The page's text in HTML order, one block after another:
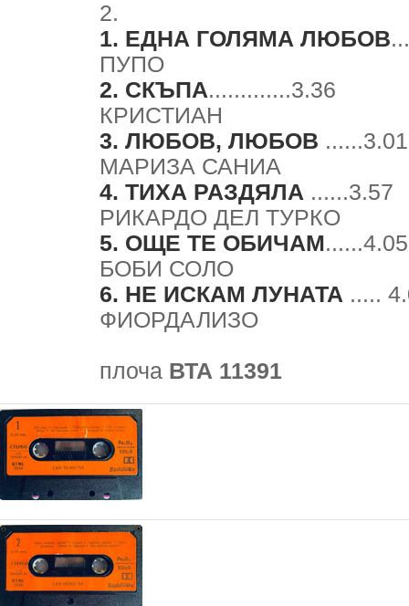
2.
1. ЕДНА ГОЛЯМА ЛЮБОВ
ПУПО
2. СКЪПА.............3.36
КРИСТИАН
3. ЛЮБОВ, ЛЮБОВ ......3.01
МАРИЗА САНИА
4. ТИХА РАЗДЯЛА ......3.57
РИКАРДО ДЕЛ ТУРКО
5. ОЩЕ ТЕ ОБИЧАМ......4.05
БОБИ СОЛО
6. НЕ ИСКАМ ЛУНАТА .....
ФИОРДАЛИЗО
плоча ВТА 11391